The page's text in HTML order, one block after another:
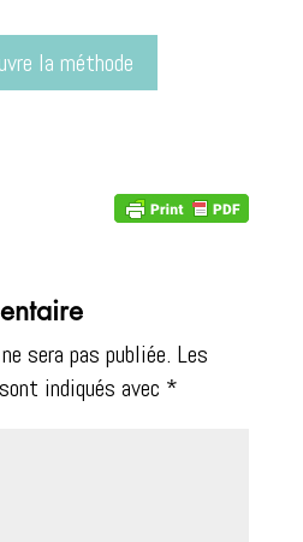
la méthode
sera pas publiée. Les
indiqués avec *